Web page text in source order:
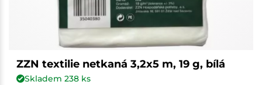
ZZN textilie netkaná 3,2x5 m, 19 g, bílá
Skladem 238ks